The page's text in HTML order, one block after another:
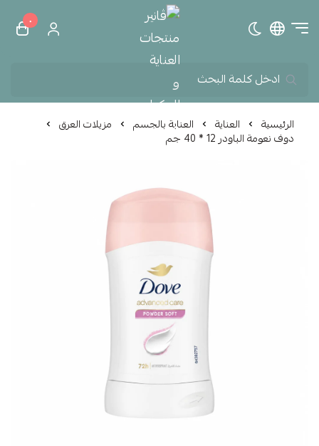
تبديل الوضع الداكنڤانير منتجات العناية و
٠
الرئيسية العناية العناية بالجسم مزيلات العرق
دوف نعومة الباودر 12 * 40 جم